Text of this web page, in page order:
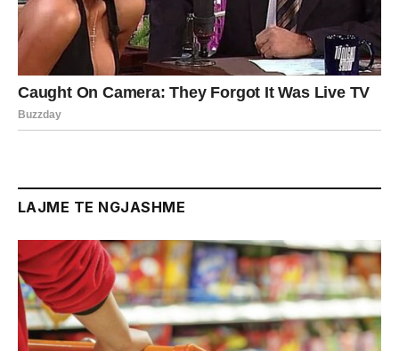
LAJME TE NGJASHME